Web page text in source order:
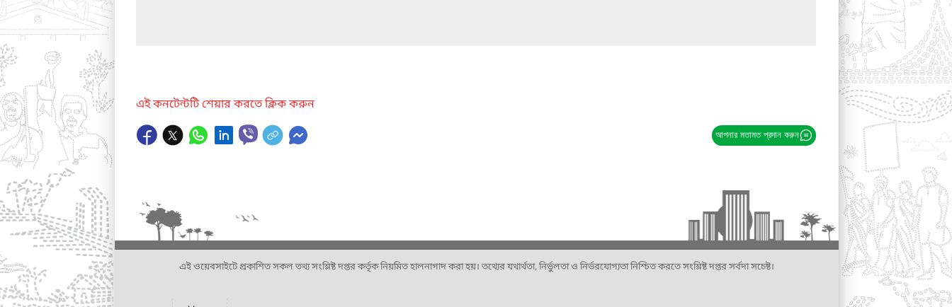
এই কনটেন্টটি শেয়ার করতে ক্লিক করুন
আপনার মতামত প্রদান করুন
এই ওয়েবসাইটে প্রকাশিত সকল তথ্য সংশ্লিষ্ট দপ্তর কর্তৃক নিয়মিত হালনাগাদ করা হয়। তথ্যের যথার্থতা, নির্ভুলতা ও নির্ভরযোগ্যতা নিশ্চিত করতে সংশ্লিষ্ট দপ্তর সর্বদা সচেষ্ট।